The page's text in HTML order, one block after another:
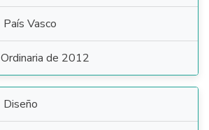
País Vasco
Ordinaria de 2012
Diseño